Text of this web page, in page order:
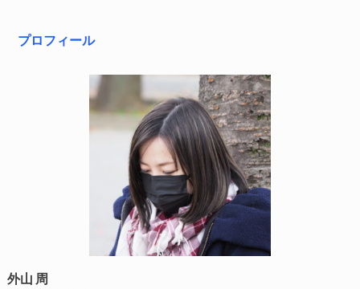
プロフィール
外山 周